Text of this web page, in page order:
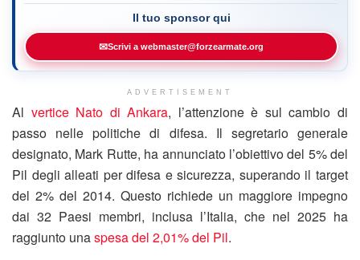
Il tuo sponsor qui
✉Scrivi a webmaster@forzearmate.org
ADVERTISEMENT
Al vertice Nato di Ankara, l’attenzione è sul cambio di
passo nelle politiche di difesa. Il segretario generale
designato, Mark Rutte, ha annunciato l’obiettivo del 5% del
Pil degli alleati per difesa e sicurezza, superando il target
del 2% del 2014. Questo richiede un maggiore impegno
dai 32 Paesi membri, inclusa l’Italia, che nel 2025 ha
raggiunto unaspesa del 2,01% del Pil.